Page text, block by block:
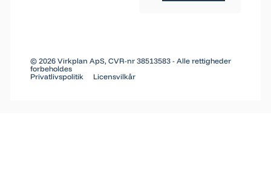
©2026 Virkplan ApS, CVR-nr 38513583 - Alle rettigheder
forbeholdes
Privatlivspolitik
Licensvilkår